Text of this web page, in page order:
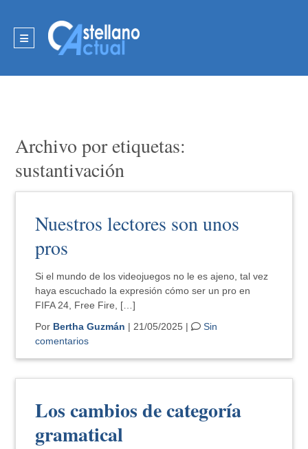
Archivo por etiquetas:
sustantivación
Nuestros lectores son unos
pros
Si el mundo de los videojuegos no le es ajeno, tal vez
haya escuchado la expresión cómo ser un pro en
FIFA 24, Free Fire, […]
Por Bertha Guzmán | 21/05/2025 |
Sin
comentarios
Los cambios de categoría
gramatical